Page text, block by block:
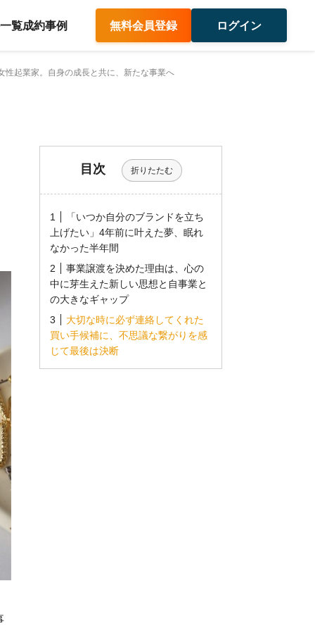
覧成約事例 無料会員登録 ログイン
性起業家。自身の成長と共に、新たな事業へ
目次 折りたたむ
「いつか自分のブランドを立ち
上げたい」4年前に叶えた夢、眠れ
なかった半年間
事業譲渡を決めた理由は、心の
中に芽生えた新しい思想と自事業と
の大きなギャップ
大切な時に必ず連絡してくれた
買い手候補に、不思議な繋がりを感
じて最後は決断